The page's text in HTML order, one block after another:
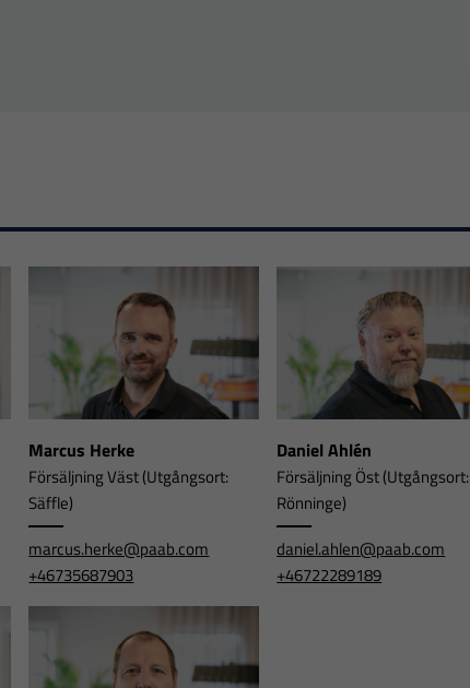
Marcus Herke
Försäljning Väst (Utgångsort:
Säffle)
marcus.herke@paab.com
+46735687903
Daniel Ahlén
Försäljning Öst (Utgångsort:
Rönninge)
daniel.ahlen@paab.com
+46722289189